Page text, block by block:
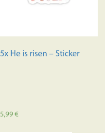
5x He is risen – Sticker
5,99€